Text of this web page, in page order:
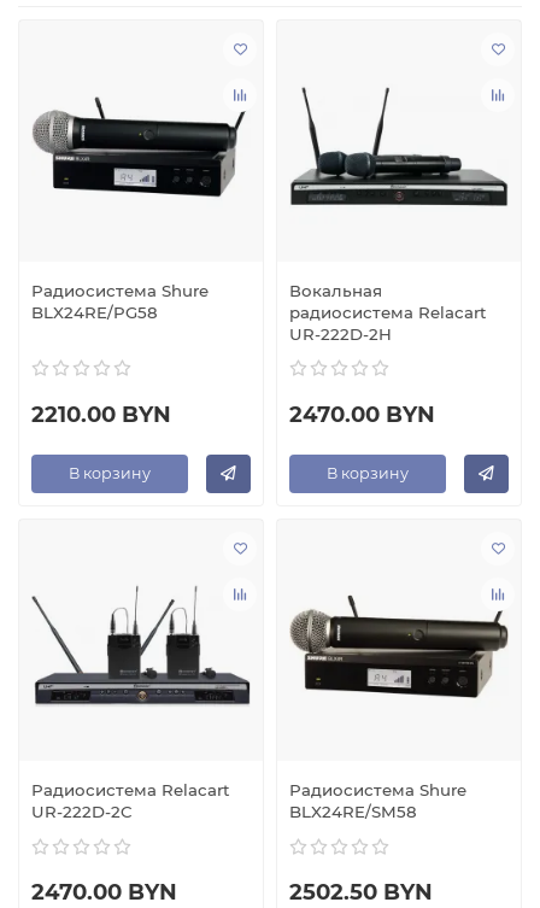
Это радио-микрофон, который не нуждается в кабеле
Устройство преобразует звуковые волны в колебания,
затем передаёт колебания с помощью
радиопередатчика подключенному оборудованию.
Радиосистема Shure
BLX24RE/PG58
2210.00 BYN
В корзину
Вокальная
радиосистема Relacart
UR-222D-2H
2470.00 BYN
В корзину
Радиосистема Relacart
UR-222D-2C
2470.00 BYN
Радиосистема Shure
BLX24RE/SM58
2502.50 BYN